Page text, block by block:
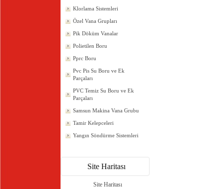
Klorlama Sistemleri
Özel Vana Grupları
Pik Döküm Vanalar
Polietilen Boru
Pprc Boru
Pvc Pis Su Boru ve Ek
Parçaları
PVC Temiz Su Boru ve Ek
Parçaları
Samsun Makina Vana Grubu
Tamir Kelepceleri
Yangın Söndürme Sistemleri
Site Haritası
Site Haritası